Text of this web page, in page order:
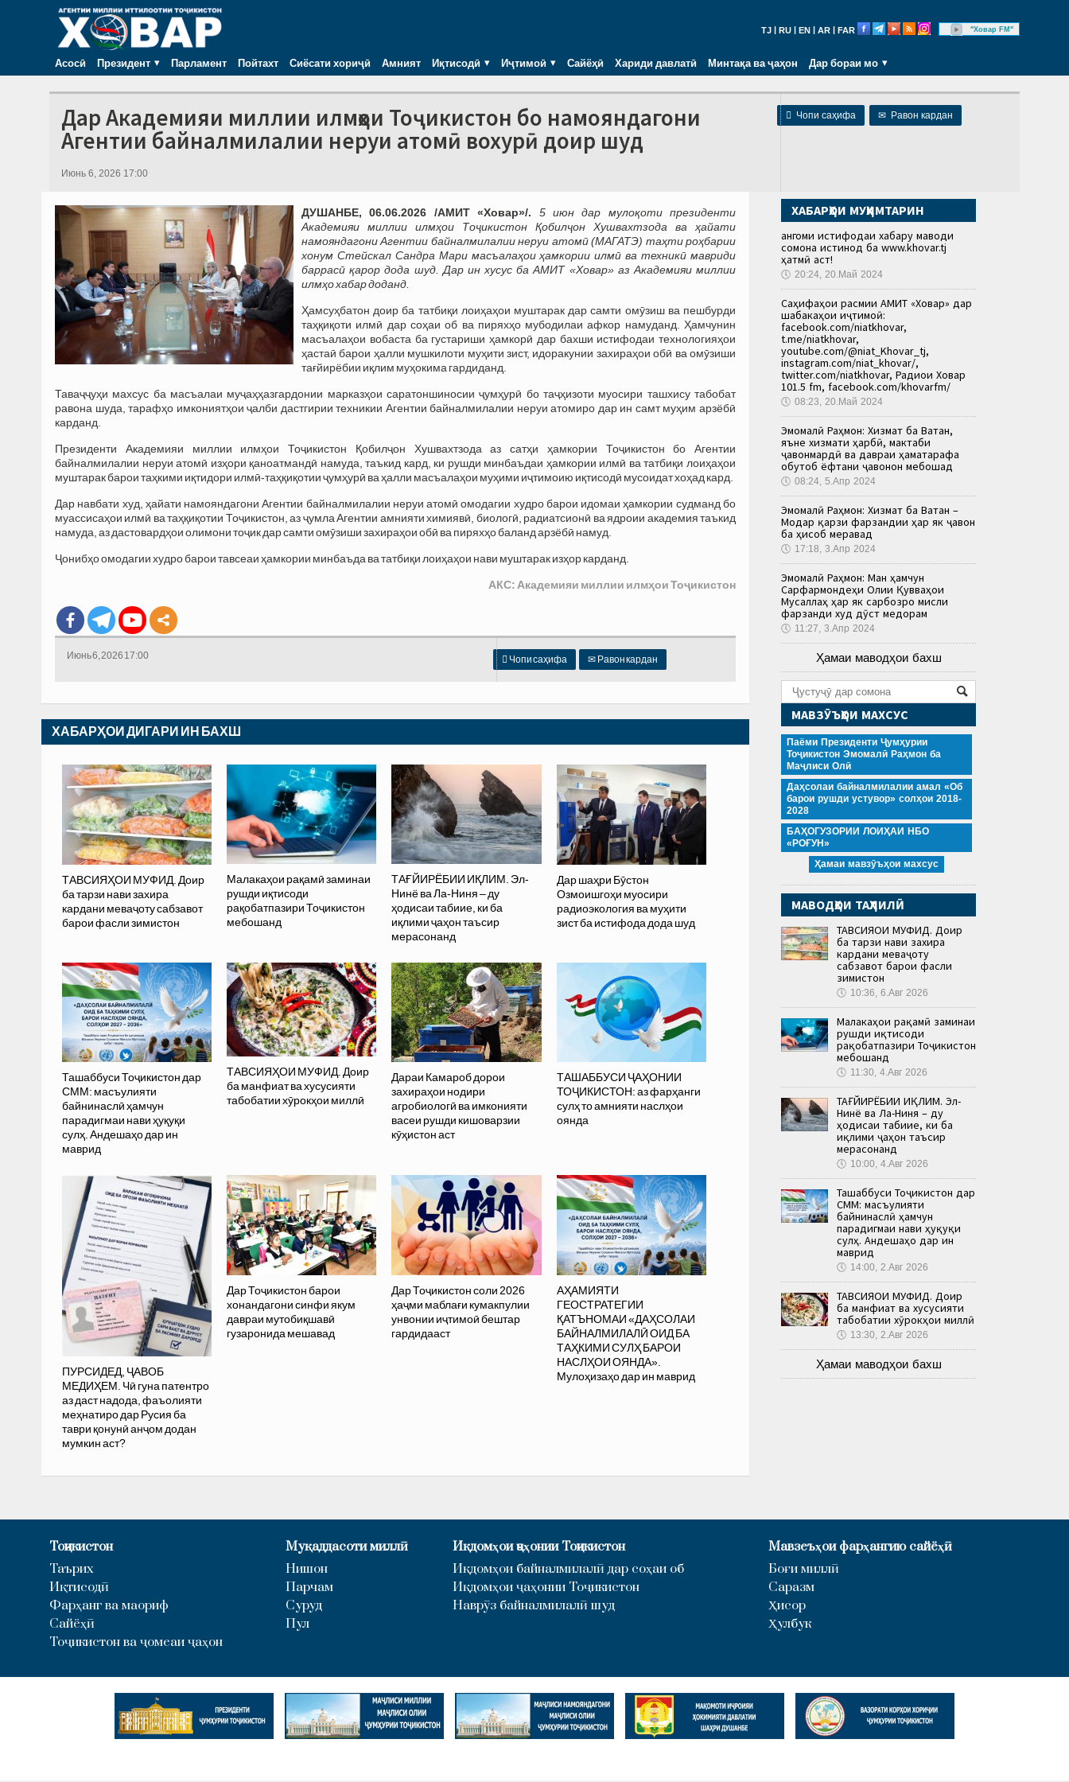
TJ RU EN AR FAR "Ховар FM"
Асосӣ Президент Парламент Пойтахт Сиёсати хориҷӣ Амният Иқтисодӣ Иҷтимоӣ Сайёҳӣ Хариди давлатӣ Минтақа ва ҷаҳон Дар бораи мо
 Чопи саҳифа ✉ Равон кардан
Дар Академияи миллии илмҳои Тоҷикистон бо намояндагони
Агентии байналмилалии неруи атомӣ вохурӣ доир шуд
Июнь 6, 2026 17:00
ДУШАНБЕ, 06.06.2026 /АМИТ «Ховар»/.
5 июн дар мулоқоти президенти
Академияи миллии илмҳои Тоҷикистон Қобилҷон Хушвахтзода ва ҳайати
намояндагони Агентии байналмилалии неруи атомӣ (МАГАТЭ) таҳти роҳбарии
хонум Стейскал Сандра Мари масъалаҳои ҳамкории илмӣ ва техникӣ мавриди
баррасӣ қарор дода шуд. Дар ин хусус ба АМИТ «Ховар» аз Академияи миллии
илмҳо хабар доданд.
Ҳамсуҳбатон доир ба татбиқи лоиҳаҳои муштарак дар самти омӯзиш ва пешбурди
таҳқиқоти илмӣ дар соҳаи об ва пиряхҳо мубодилаи афкор намуданд. Ҳамчунин
масъалаҳои вобаста ба густариши ҳамкорӣ дар бахши истифодаи технологияҳои
ҳастаӣ барои ҳалли мушкилоти муҳити зист, идоракунии захираҳои обӣ ва омӯзиши
тағйирёбии иқлим муҳокима гардиданд.
Таваҷҷуҳи махсус ба масъалаи муҷаҳҳазгардонии марказҳои саратоншиносии ҷумҳурӣ бо таҷҳизоти муосири ташхису табобат
равона шуда, тарафҳо имкониятҳои ҷалби дастгирии техникии Агентии байналмилалии неруи атомиро дар ин самт муҳим арзёбӣ
карданд.
Президенти Академияи миллии илмҳои Тоҷикистон Қобилҷон Хушвахтзода аз сатҳи ҳамкории Тоҷикистон бо Агентии
байналмилалии неруи атомӣ изҳори қаноатмандӣ намуда, таъкид кард, ки рушди минбаъдаи ҳамкории илмӣ ва татбиқи лоиҳаҳои
муштарак барои таҳкими иқтидори илмӣ-таҳқиқотии ҷумҳурӣ ва ҳалли масъалаҳои муҳими иҷтимоию иқтисодӣ мусоидат хоҳад кард.
Дар навбати худ, ҳайати намояндагони Агентии байналмилалии неруи атомӣ омодагии худро барои идомаи ҳамкории судманд бо
муассисаҳои илмӣ ва таҳқиқотии Тоҷикистон, аз ҷумла Агентии амнияти химиявӣ, биологӣ, радиатсионӣ ва ядроии академия таъкид
намуда, аз дастовардҳои олимони тоҷик дар самти омӯзиши захираҳои обӣ ва пиряхҳо баланд арзёбӣ намуд.
Ҷонибҳо омодагии худро барои тавсеаи ҳамкории минбаъда ва татбиқи лоиҳаҳои нави муштарак изҳор карданд.
АКС: Академияи миллии илмҳои Тоҷикистон
 Чопи саҳифа ✉ Равон кардан
Июнь 6, 2026 17:00
ХАБАРҲОИ ДИГАРИ ИН БАХШ
ТАВСИЯҲОИ МУФИД. Доир
ба тарзи нави захира
кардани меваҷоту сабзавот
барои фасли зимистон
Малакаҳои рақамӣ заминаи
рушди иқтисоди
рақобатпазири Тоҷикистон
мебошанд
ТАҒЙИРЁБИИ ИҚЛИМ. Эл-
Нинё ва Ла-Ниня – ду
ҳодисаи табиие, ки ба
иқлими ҷаҳон таъсир
мерасонанд
Дар шаҳри Бӯстон
Озмоишгоҳи муосири
радиоэкология ва муҳити
зист ба истифода дода шуд
Ташаббуси Тоҷикистон дар
СММ: масъулияти
байнинаслӣ ҳамчун
парадигмаи нави ҳуқуқи
сулҳ. Андешаҳо дар ин
маврид
ТАВСИЯҲОИ МУФИД. Доир
ба манфиат ва хусусияти
табобатии хӯрокҳои миллӣ
Дараи Камароб дорои
захираҳои нодири
агробиологӣ ва имконияти
васеи рушди кишоварзии
кӯҳистон аст
ТАШАББУСИ ҶАҲОНИИ
ТОҶИКИСТОН: аз фарҳанги
сулҳ то амнияти наслҳои
оянда
ПУРСИДЕД, ҶАВОБ
МЕДИҲЕМ. Чӣ гуна патентро
аз даст надода, фаъолияти
меҳнатиро дар Русия ба
таври қонунӣ анҷом додан
мумкин аст?
Дар Тоҷикистон барои
хонандагони синфи якум
давраи мутобиқшавӣ
гузаронида мешавад
Дар Тоҷикистон соли 2026
ҳаҷми маблағи кумакпулии
унвонии иҷтимоӣ бештар
гардидааст
АҲАМИЯТИ
ГЕОСТРАТЕГИИ
ҚАТЪНОМАИ «ДАҲСОЛАИ
БАЙНАЛМИЛАЛӢ ОИД БА
ТАҲКИМИ СУЛҲ БАРОИ
НАСЛҲОИ ОЯНДА».
Мулоҳизаҳо дар ин маврид
ХАБАРҲОИ МУҲИМТАРИН
Ҳангоми истифодаи хабару маводи
сомона истинод ба www.khovar.tj
ҳатмӣ аст!
🕔 20:24, 20.Май 2024
Саҳифаҳои расмии АМИТ «Ховар» дар
шабакаҳои иҷтимоӣ:
facebook.com/niatkhovar,
t.me/niatkhovar,
youtube.com/@niat_Khovar_tj,
instagram.com/niat_khovar/,
twitter.com/niatkhovar, Радиои Ховар
101.5 fm, facebook.com/khovarfm/
🕔 08:23, 20.Май 2024
Эмомалӣ Раҳмон: Хизмат ба Ватан,
яъне хизмати ҳарбӣ, мактаби
ҷавонмардӣ ва давраи ҳаматарафа
обутоб ёфтани ҷавонон мебошад
🕔 08:24, 5.Апр 2024
Эмомалӣ Раҳмон: Хизмат ба Ватан –
Модар қарзи фарзандии ҳар як ҷавон
ба ҳисоб меравад
🕔 17:18, 3.Апр 2024
Эмомалӣ Раҳмон: Ман ҳамчун
Сарфармондеҳи Олии Қувваҳои
Мусаллаҳ ҳар як сарбозро мисли
фарзанди худ дӯст медорам
🕔 11:27, 3.Апр 2024
Ҳамаи маводҳои бахш
МАВЗӮЪҲОИ МАХСУС
Паёми Президенти Ҷумҳурии
Тоҷикистон Эмомалӣ Раҳмон ба
Маҷлиси Олӣ
Даҳсолаи байналмилалии амал «Об
барои рушди устувор» солҳои 2018-
2028
БАҲОГУЗОРИИ ЛОИҲАИ НБО
«РОҒУН»
Ҳамаи мавзӯъҳои махсус
МАВОДҲОИ ТАҲЛИЛӢ
ТАВСИЯҲОИ МУФИД. Доир
ба тарзи нави захира
кардани меваҷоту
сабзавот барои фасли
зимистон
🕔 10:36, 6.Авг 2026
Малакаҳои рақамӣ заминаи
рушди иқтисоди
рақобатпазири Тоҷикистон
мебошанд
🕔 11:30, 4.Авг 2026
ТАҒЙИРЁБИИ ИҚЛИМ. Эл-
Нинё ва Ла-Ниня – ду
ҳодисаи табиие, ки ба
иқлими ҷаҳон таъсир
мерасонанд
🕔 10:00, 4.Авг 2026
Ташаббуси Тоҷикистон дар
СММ: масъулияти
байнинаслӣ ҳамчун
парадигмаи нави ҳуқуқи
сулҳ. Андешаҳо дар ин
маврид
🕔 14:00, 2.Авг 2026
ТАВСИЯҲОИ МУФИД. Доир
ба манфиат ва хусусияти
табобатии хӯрокҳои миллӣ
🕔 13:30, 2.Авг 2026
Ҳамаи маводҳои бахш
Тоҷикистон
Таърих
Иқтисодӣ
Фарҳанг ва маориф
Сайёҳӣ
Тоҷикистон ва ҷомеаи ҷаҳон
Муқаддасоти миллӣ
Нишон
Парчам
Суруд
Пул
Иқдомҳои ҷаҳонии Тоҷикистон
Иқдомҳои байналмилалӣ дар соҳаи об
Иқдомҳои ҷаҳонии Тоҷикистон
Наврӯз байналмилалӣ шуд
Мавзеъҳои фарҳангию сайёҳӣ
Боғи миллӣ
Саразм
Ҳисор
Ҳулбук